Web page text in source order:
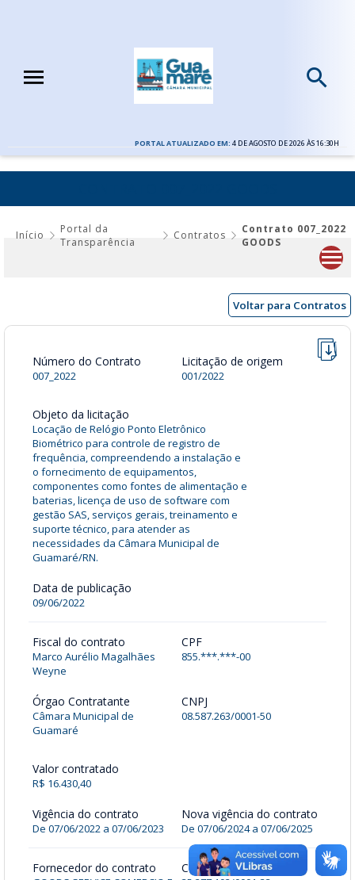
PORTAL ATUALIZADO EM: 4 DE AGOSTO DE 2026 ÀS 16:30H
Início
Portal da
Transparência
Contratos
Contrato 007_2022
GOODS
Voltar para Contratos
Número do Contrato
007_2022
Licitação de origem
001/2022
Objeto da licitação
Locação de Relógio Ponto Eletrônico
Biométrico para controle de registro de
frequência, compreendendo a instalação e
o fornecimento de equipamentos,
componentes como fontes de alimentação e
baterias, licença de uso de software com
gestão SAS, serviços gerais, treinamento e
suporte técnico, para atender as
necessidades da Câmara Municipal de
Guamaré/RN.
Data de publicação
09/06/2022
Fiscal do contrato
Marco Aurélio Magalhães
Weyne
CPF
855.***.***-00
Órgao Contratante
Câmara Municipal de
Guamaré
CNPJ
08.587.263/0001-50
Valor contratado
R$ 16.430,40
Vigência do contrato
De 07/06/2022 a 07/06/2023
Nova vigência do contrato
De 07/06/2024a 07/06/2025
Fornecedor do contrato CNPJ